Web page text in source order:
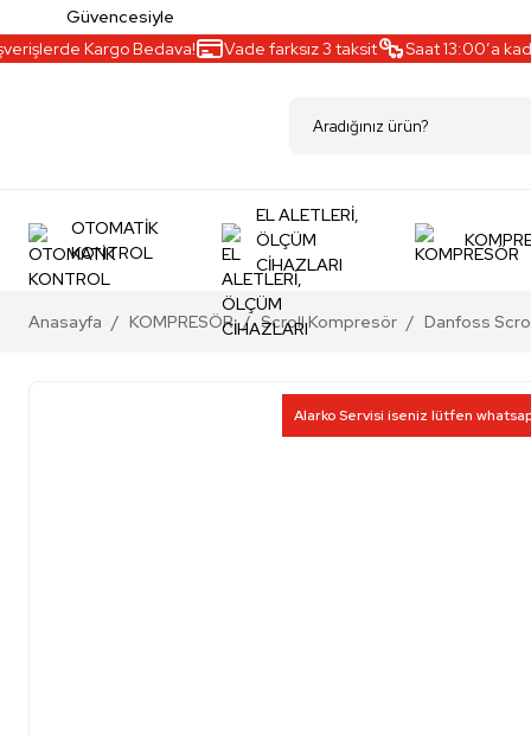
Güvencesiyle
Kargo Bedava! Vade farksız 3 taksit Saat 13:00’a kadar
OTOMATİK
KONTROL
EL ALETLERİ,
ÖLÇÜM
CİHAZLARI
Anasayfa KOMPRESÖR Scroll Kompresör Danfoss
Alarko Servisi iseniz lütfen